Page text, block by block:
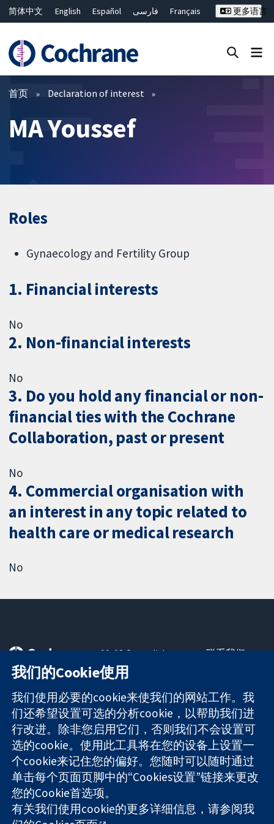
简体中文 English Español فارسی
Français
ไทย
繁體中文
更多语言
过滤
首页 Declaration of interest
MA Youssef
Roles
Gynaecology and Fertility Group
1. Financial interests
No
2. Non-financial interests
No
3. Do you hold any financial or non-
financial ties with the Cochrane
Collaboration, past or present
No
4. Commercial organisation with
an interest in any topic related to
health care or medical research
No
可信任的证据
知情决定
更完善的医疗健
康
11-13 Cavendish
Square
London
W1G 0AN
United Kingdom
联系我们
关于我们
工作机会
Cochrane
Library
The Cochrane Collaboration is a charity (no. 1045921) and a
company limited by guarantee (no. 03044323) registered in
England & Wales. VAT registration number GB 718 2127 49.
我们的Cookie使用
我们使用必要的cookie来使我们的网站工作。我
们还希望设置可选的分析cookie，以帮助我们进
行改进。除非您启用它们，否则我们不会设置可
选的cookie。使用此工具将在您的设备上设置一
个cookie来记住您的偏好。您随时可以随时通过
单击每个页面页脚中的“Cookies设置”链接来更改
您的Cookie首选项。
有关我们使用cookie的更多详细信息，请参阅我